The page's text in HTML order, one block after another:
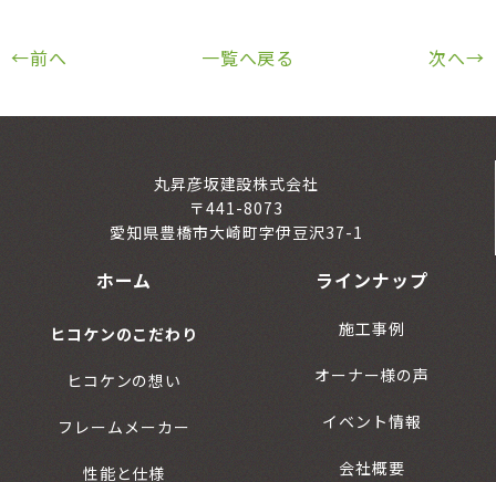
←前へ 一覧へ戻る 次へ→
丸昇彦坂建設株式会社
〒441-8073
愛知県豊橋市大崎町字伊豆沢37-1
ホーム
ヒコケンのこだわり
ヒコケンの想い
フレームメーカー
性能と仕様
ラインナップ
施工事例
オーナー様の声
イベント情報
会社概要